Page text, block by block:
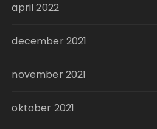
april 2022
december 2021
november 2021
oktober 2021